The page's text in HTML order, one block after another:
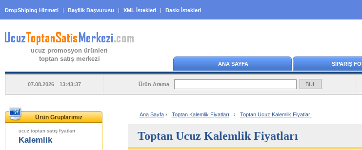
DropShiping Hizmeti | Bayilik Başvurusu | XML İstekleri | Baskı İstekleri
ucuz promosyon ürünleri
toptan satış merkezi
ANA SAYFA SİPARİŞ
07.08.2026 13:43:37 Ürün Arama
Ürün Gruplarımız
ucuz toptan satış fiyatları
Kalemlik
Ana Sayfa› Toptan Kalemlik Fiyatları › Toptan Ucuz Kalemlik Fiyatları
Toptan Ucuz Kalemlik Fiyatları